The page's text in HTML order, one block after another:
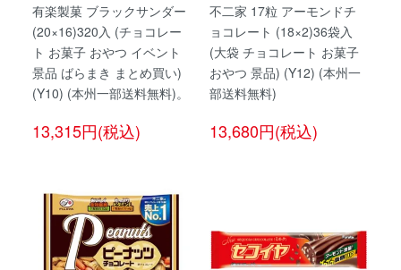
有楽製菓 ブラックサンダー
(20×16)320入 (チョコレー
ト お菓子 おやつ イベント
景品 ばらまき まとめ買い)
(Y10) (本州一部送料無料)。
13,315円(税込)
不二家 17粒 アーモンドチ
ョコレート (18×2)36袋入
(大袋 チョコレート お菓子
おやつ 景品) (Y12) (本州一
部送料無料)
13,680円(税込)